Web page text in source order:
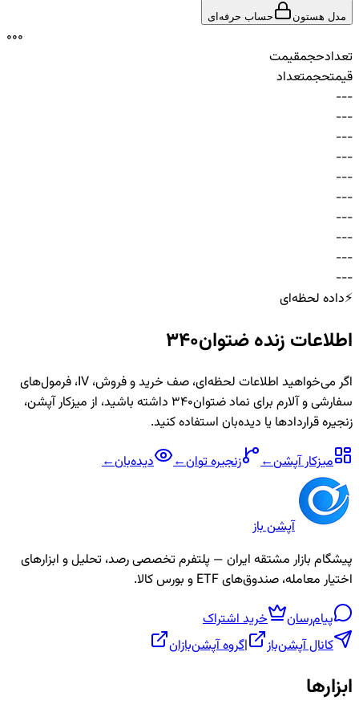
مدل هستون حساب حرفه‌ای
000
تعدادحجمقیمت
قیمتحجمتعداد
-
-
-
-
-
-
-
-
-
-
-
-
-
-
-
-
-
-
-
-
-
-
-
-
-
-
-
-
-
-
⚡داده لحظه‌ای
اطلاعات زندهضتوان340
اگر می‌خواهید اطلاعات لحظه‌ای، صف خرید و فروش، IV، فرمول‌های
سفارشی و آلارم برای نمادضتوان340
داشته باشید، از میزکار آپشن،
زنجیره قراردادها یا دیده‌بان استفاده کنید.
میزکار آپشن← زنجیرهتوان← دیده‌بان←
آپشن باز
پیشگام بازار مشتقه ایران — پلتفرم تخصصی رصد، تحلیل و ابزارهای
اختیار معامله، صندوق‌های ETF و بورس کالا.
پیام‌رسان
خرید اشتراک
کانال آپشن‌باز
|گروه آپشن‌بازان
ابزارها